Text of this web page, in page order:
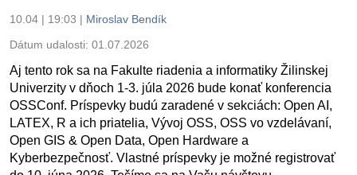
10.04 | 19:03 | Miroslav Bendík
Dátum udalosti: 01.07.2026
Aj tento rok sa na Fakulte riadenia a informatiky Žilinskej
Univerzity v dňoch 1-3. júla 2026 bude konať konferencia
OSSConf. Príspevky budú zaradené v sekciách: Open AI,
LATEX, R a ich priatelia, Vývoj OSS, OSS vo vzdelávaní,
Open GIS & Open Data, Open Hardware a
Kyberbezpečnosť. Vlastné príspevky je možné registrovať